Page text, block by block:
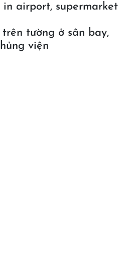
airport, supermarket
trên tường ở sân bay,
viện